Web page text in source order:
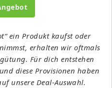
ein Produkt kaufst oder
erhalten wir oftmals
Für dich entstehen
diese Provisionen haben
unsere Deal-Auswahl.